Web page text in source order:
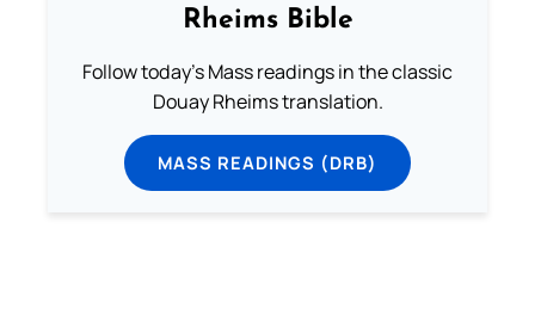
Rheims Bible
Follow today's Mass readings in the classic
Douay Rheims translation.
MASS READINGS (DRB)